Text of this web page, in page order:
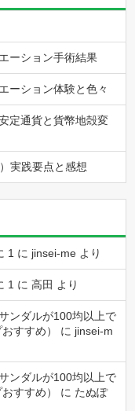
ーション手術結果
ーション体験と色々
定通貨と貨幣地殻変
実践要点と感想
1 に jinsei-me より
1 に高田 より
ンダルが100均以上で
すすめ）
に jinsei-m
ンダルが100均以上で
すすめ）
に たぬぽ